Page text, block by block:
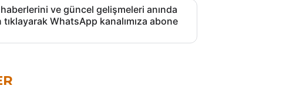
ve güncel gelişmeleri anında
WhatsApp kanalımıza abone